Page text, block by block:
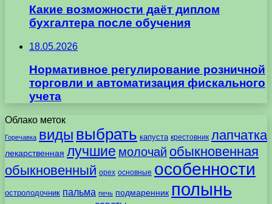
Какие возможности даёт диплом
бухгалтера после обучения
18.05.2026
Нормативное регулирование розничной
торговли и автоматизация фискального
учета
Облако меток
Горечавка виды выбрать капуста крестовник лапчатка
лекарственная лучшие молочай обыкновенная
обыкновенный орех основные особенности
остролодочник пальма печь подмаренник полынь